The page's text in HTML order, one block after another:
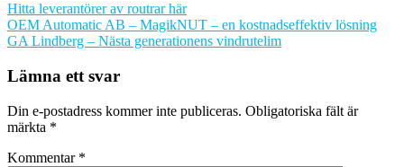
Hitta leverantörer av routrar här
Inläggsnavigering
OEM Automatic AB – MagikNUT – en kostnadseffektiv lösning
GA Lindberg – Nästa generationens vindrutelim
Lämna ett svar
Din e-postadress kommer inte publiceras. Obligatoriska fält är
märkta *
Kommentar *